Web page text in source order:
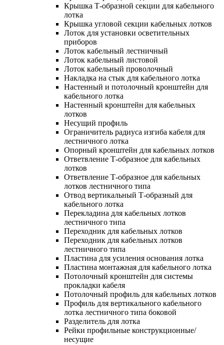
Крышка Т-образной секции для кабельного
лотка
Крышка угловой секции кабельных лотков
Лоток для установки осветительных
приборов
Лоток кабельный лестничный
Лоток кабельный листовой
Лоток кабельный проволочный
Накладка на стык для кабельного лотка
Настенный и потолочный кронштейн для
кабельного лотка
Настенный кронштейн для кабельных
лотков
Несущий профиль
Ограничитель радиуса изгиба кабеля для
лестничного лотка
Опорный кронштейн для кабельных лотков
Ответвление Т-образное для кабельных
лотков
Ответвление Т-образное для кабельных
лотков лестничного типа
Отвод вертикальный Т-образный для
кабельного лотка
Перекладина для кабельных лотков
лестничного типа
Переходник для кабельных лотков
Переходник для кабельных лотков
лестничного типа
Пластина для усиления основания лотка
Пластина монтажная для кабельного лотка
Потолочный кронштейн для системы
прокладки кабеля
Потолочный профиль для кабельных лотков
Профиль для вертикального кабельного
лотка лестничного типа боковой
Разделитель для лотка
Рейки профильные конструкционные/
несущие